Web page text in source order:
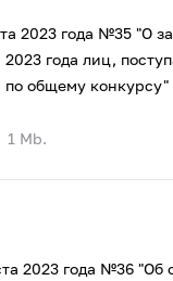
2023 года №35 "О
2023 года лиц,
общему конкурсу"
1 Mb.
2023 года №36 "Об